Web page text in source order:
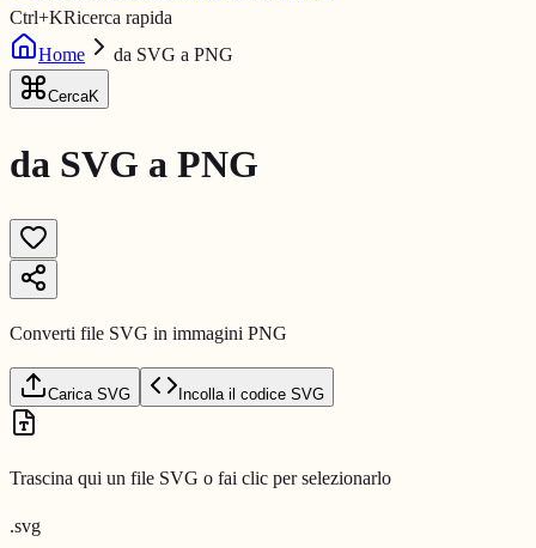
Ctrl+KRicerca rapida
Home
da SVG a PNG
CercaK
da SVG a PNG
Converti file SVG in immagini PNG
Carica SVG Incolla il codice SVG
Trascina qui un file SVG o fai clic per selezionarlo
.svg